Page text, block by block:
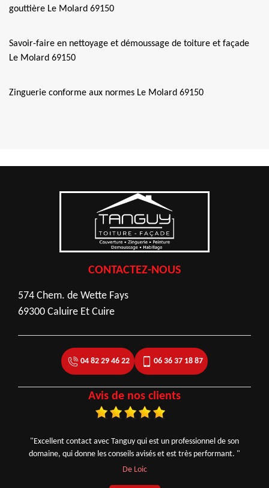
gouttière Le Molard 69150
Savoir-faire en nettoyage et démoussage de toiture et façade
Le Molard 69150
Zinguerie conforme aux normes Le Molard 69150
CONTACTEZ-NOUS
574 Chem. de Wette Fays
69300 Caluire Et Cuire
04 82 29 46 22 06 36 37 18 87
Avis de nos clients
"Excellent contact avec Tanguy qui est un professionnel de son
domaine, qui donne les conseils avisés et est très performant. "
De Loic